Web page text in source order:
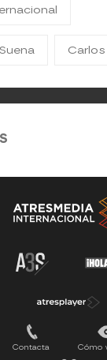
El
Contacta Cómo